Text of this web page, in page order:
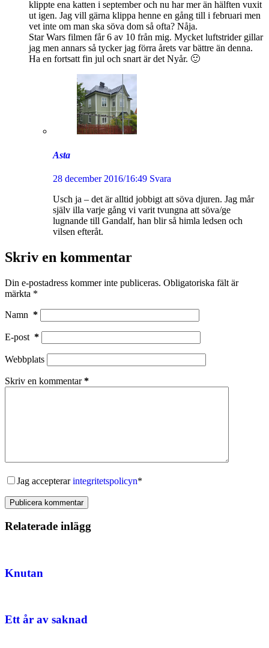
klippte ena katten i september och nu har mer än hälften vuxit
ut igen. Jag vill gärna klippa henne en gång till i februari men
vet inte om man ska söva dom så ofta? Nåja.
Star Wars filmen får 6 av 10 från mig. Mycket luftstrider gillar
jag men annars så tycker jag förra årets var bättre än denna.
Ha en fortsatt fin jul och snart är det Nyår. 🙂
Asta
28 december 2016/16:49 Svara
Usch ja – det är alltid jobbigt att söva djuren. Jag mår
själv illa varje gång vi varit tvungna att söva/ge
lugnande till Gandalf, han blir så himla ledsen och
vilsen efteråt.
Skriv en kommentar
Din e-postadress kommer inte publiceras. Obligatoriska fält är
märkta *
Namn *
E-post *
Webbplats
Skriv en kommentar*
Jag accepterarintegritetspolicyn*
Publicera kommentar
Relaterade inlägg
Knutan
Ett år av saknad